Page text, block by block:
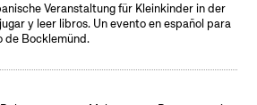
Veranstaltung für Kleinkinder in der
y leer libros. Un evento en español para
de Bocklemünd.